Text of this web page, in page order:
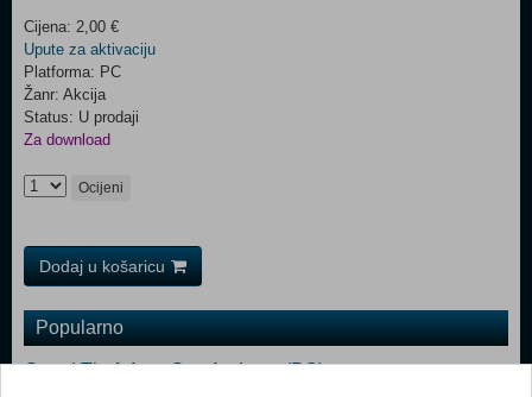
Cijena: 2,00 €
Upute za aktivaciju
Platforma: PC
Žanr: Akcija
Status: U prodaji
Za download
Ocijeni
Dodaj u košaricu
Popularno
Grand Theft Auto San Andreas (PC)